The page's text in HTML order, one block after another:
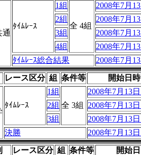
通
ﾀｲﾑﾚｰｽ
1組
全 4組
2008年7月
2組
2008年7月
3組
2008年7月
4組
2008年7月
ﾀｲﾑﾚｰｽ総合結果 2008年7月
レース区分 組 条件等
開始日時
ﾀｲﾑﾚｰｽ
1組
全 3組
2008年7月13
2組
2008年7月13
3組
2008年7月13
決勝 2008年7月13
レース区分 組 条件等
開始